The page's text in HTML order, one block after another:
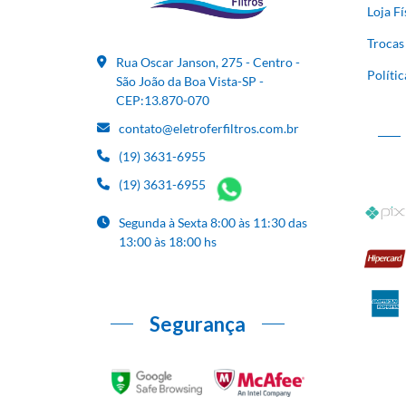
Rua Oscar Janson, 275 - Centro -
São João da Boa Vista-SP -
CEP:13.870-070
contato@eletroferfiltros.com.br
(19) 3631-6955
(19) 3631-6955
Segunda à Sexta 8:00 às 11:30 das
13:00 às 18:00 hs
Segurança
Loja